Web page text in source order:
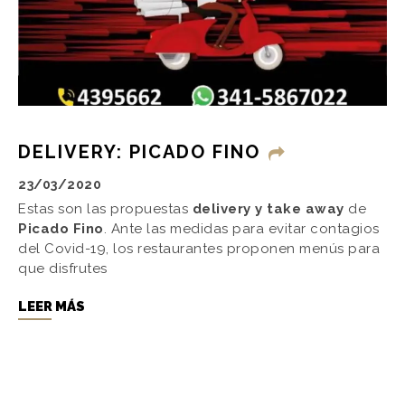
DELIVERY: PICADO FINO
23/03/2020
Estas son las propuestas delivery y take away de
Picado Fino. Ante las medidas para evitar contagios
del Covid-19, los restaurantes proponen menús para
que disfrutes
LEER MÁS